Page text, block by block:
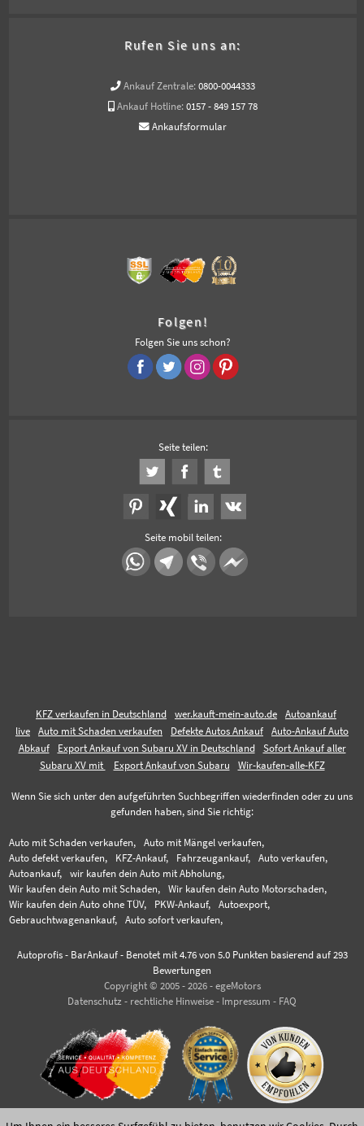
Rufen Sie uns an:
Ankauf Zentrale: 0800-0044333
Ankauf Hotline: 0157 - 849 157 78
Ankaufsformular
Folgen!
Folgen Sie uns schon?
Seite teilen:
Seite mobil teilen:
KFZ verkaufen in Deutschland wer.kauft-mein-auto.de
Autoankauf
live
Auto mit Schaden verkaufen Defekte Autos Ankauf
Auto-Ankauf Auto
Abkauf
Export Ankauf von Subaru XV in Deutschland
Sofort Ankauf aller
Subaru XV mit
Export Ankauf von Subaru Wir-kaufen-alle-KFZ
Wenn Sie sich unter den aufgeführten Suchbegriffen wiederfinden oder zu uns
gefunden haben, sind Sie richtig:
Auto mit Schaden verkaufen,
Auto mit Mängel verkaufen,
Auto defekt verkaufen,
KFZ-Ankauf, Fahrzeugankauf,
Auto verkaufen,
Autoankauf,
wir kaufen dein Auto mit Abholung,
Wir kaufen dein Auto mit Schaden,
Wir kaufen dein Auto Motorschaden,
Wir kaufen dein Auto ohne TÜV,
PKW-Ankauf,
Autoexport,
Gebrauchtwagenankauf,
Auto sofort verkaufen,
Autoprofis - BarAnkauf- Benotet mit 4.76von 5.0 Punkten basierend auf 293
Bewertungen
Copyright © 2005 - 2026 - egeMotors
Datenschutz - rechtliche Hinweise - Impressum - FAQ